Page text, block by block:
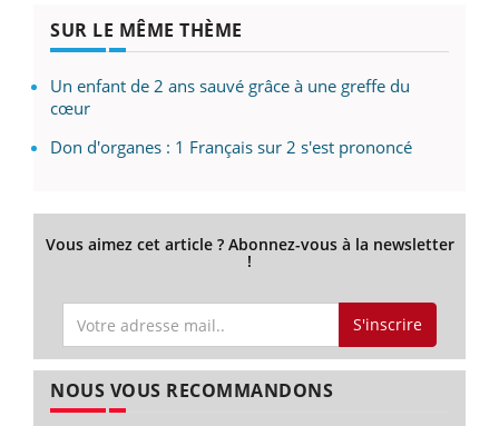
SUR LE MÊME THÈME
Un enfant de 2 ans sauvé grâce à une greffe du
cœur
Don d'organes : 1 Français sur 2 s'est prononcé
Vous aimez cet article ? Abonnez-vous à la newsletter
!
S'inscrire
NOUS VOUS RECOMMANDONS